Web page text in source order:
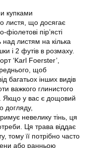
купками
листя, що досягає
пір’ясті
над листям на кілька
і 2 футів в розмаху.
‘Karl Foerster’,
щоб
багатьох інших видів
важкого глинистого
Якщо у вас є дощовий
догляду,
невелику тінь, ця
Ця трава віддає
тому її потрібно часто
або ранньою